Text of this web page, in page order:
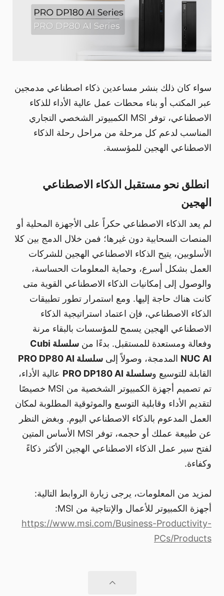
سواء كان ذلك بنشر مساعدين ذكاء اصطناعي مدمجين
عبر المكتب أو بناء محطات عمل عالية الأداء للذكاء
الاصطناعي، توفر MSI الكمبيوتر الشخصي التجاري
المناسب لدعم كل مرحلة من مراحل رحلة الذكاء
الاصطناعي الهجين للمؤسسة.
انطلق نحو مستقبل الذكاء الاصطناعي
الهجين
لم يعد الذكاء الاصطناعي حكراً على الأجهزة المحلية أو
المنصات السحابية دون غيرها؛ فمن خلال الدمج بين كلا
الأسلوبين، يتيح الذكاء الاصطناعي الهجين للشركات
العمل بشكل أسرع، وحماية المعلومات الحساسة،
والوصول إلى إمكانيات الذكاء الاصطناعي القوية متى
كانت هناك حاجة إليها. ومع استمرار تطور تطبيقات
الذكاء الاصطناعي، فإن اعتماد استراتيجية الذكاء
الاصطناعي الهجين يسمح للمؤسسات بالبقاء مرنة
وفعالة ومستعدة للمستقبل. بدءًا من
سلسلة Cubi
NUC AI المدمجة، وصولاً إلى سلسلة PRO DP80 AI
القابلة للتوسيع وسلسلة PRO DP180 AI
عالية الأداء،
تم تصميم أجهزة الكمبيوتر الشخصية من MSI خصيصًا
لتقديم الأداء وقابلية التوسع والموثوقية المطلوبة لمكان
العمل المدعوم بالذكاء الاصطناعي اليوم. وبغض النظر
عن طبيعة عملك أو حجمه، توفر MSI الأساس المتين
لفتح سير عمل الذكاء الاصطناعي الهجين الأكثر ذكاءً
وكفاءة.
لمزيد من المعلومات، يرجى زيارة الروابط التالية:
أجهزة الكمبيوتر للأعمال والإنتاجية من MSI:
https://www.msi.com/Business-Productivity-
PCs/Products